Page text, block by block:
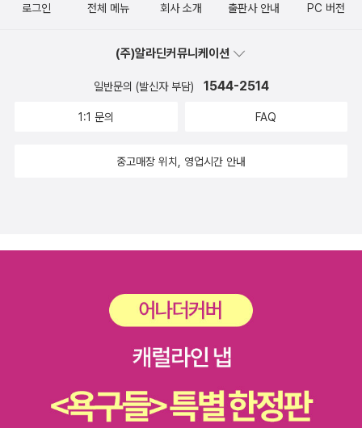
도 영어 공부를 하겠다고 쌓아 놓은 책들 중에서 가장 많이 펼쳐 본 책
이다.혼자서 A와 B를 맡아서 연극하듯 ㅋ 연습해도 재미있고느린 버
전과 정상적인 속도, 2가지 버전으로 제공되는 mp3 파일을 활용해
라면 이렇게 뻔뻔하게 못했을 것 같다....)** 출판사로부터 책을 제공
지, 정말 이대로만 하면 되는지늘 의심이 듭니다. 의심이 든다는 건 외
이 출판사 글에 이끌려서외국어 공부 책은 주로 사람in도서를 많이 보
는 편이예요왠지모를 저의 영어 독학 친구같은 느낌이 들더라구요^^​
듣는 학생들에게 항상 강조하는 것이 있습니다.바로 '배려영어와 실
2의 언어로 배우는 사람들을 배려한영어입니다. 반면에 실제 영어는
영어'를 많이 보고 들으면서원어민들이 말하는 패턴과 표현 등으로
다양한 영어 습들을 하는 것이겠죠​그런 영어 방식에 아주 최적화 되
어있는 자료가이 책이라고 보시면 될 것같네요~!!이 책에는 총 20개
을 상황별로 최대한 실전 영어에서 쓰는 문장처럼 만들었으니까믿고
열심히 공부하시면 되겟죠~QR코드를 검색하시면,음원과 영상으로
로그인 전체 메뉴 회사 소개 출판사 안내 PC 버전
(주)알라딘커뮤니케이션
일반문의 (발신자 부담) 1544-2514
1:1 문의 FAQ
중고매장 위치, 영업시간 안내